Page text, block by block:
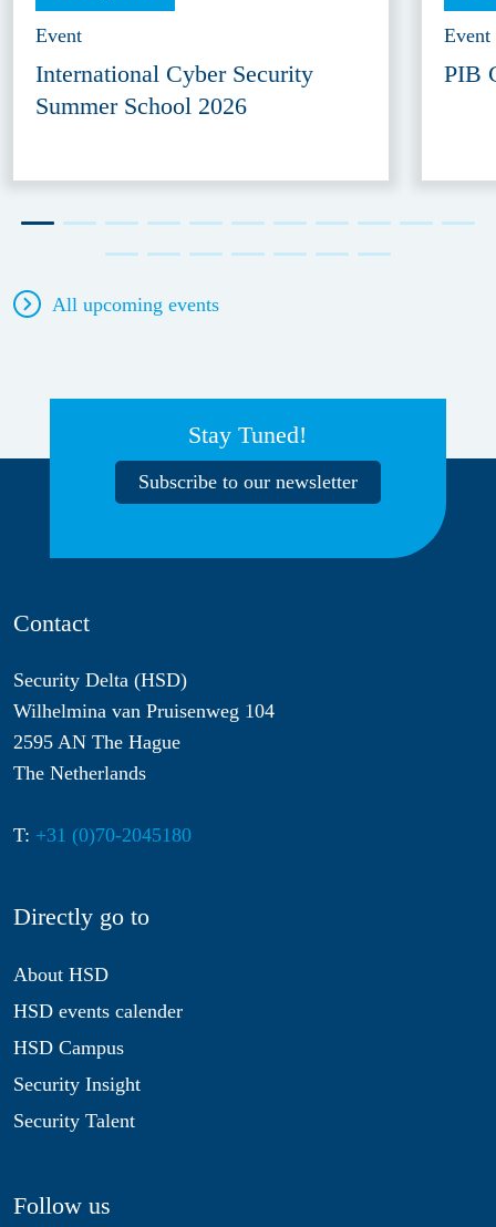
Event
International Cyber Security
Summer School 2026
Event
PIB
All upcoming events
Stay Tuned!
Subscribe to our newsletter
Contact
Security Delta (HSD)
Wilhelmina van Pruisenweg 104
2595 AN The Hague
The Netherlands
T: +31 (0)70-2045180
Directly go to
About HSD
HSD events calender
HSD Campus
Security Insight
Security Talent
Follow us